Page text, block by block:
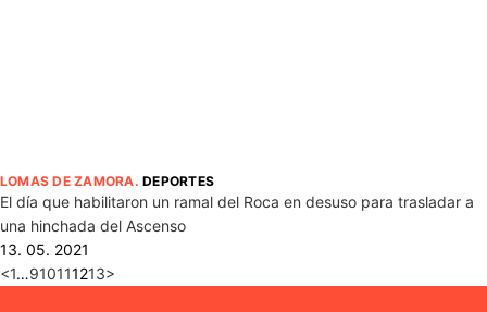
LOMAS DE ZAMORA.DEPORTES
El día que habilitaron un ramal del Roca en desuso para trasladar a
una hinchada del Ascenso
13. 05. 2021
<1…910111213>